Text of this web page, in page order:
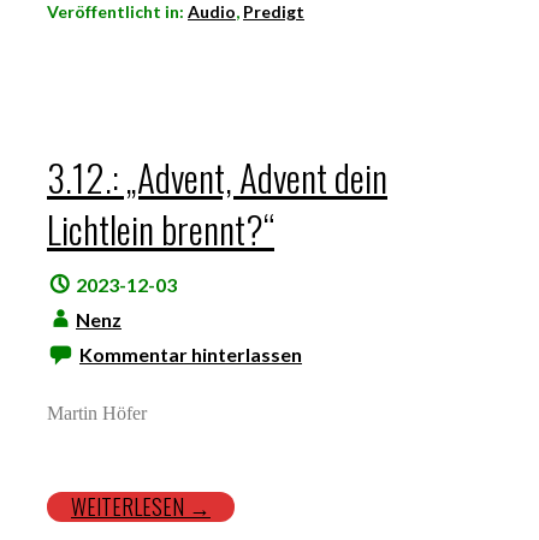
Veröffentlicht in: Audio, Predigt
3.12.: „Advent, Advent dein
Lichtlein brennt?“
2023-12-03
Nenz
Kommentar hinterlassen
Martin Höfer
WEITERLESEN →